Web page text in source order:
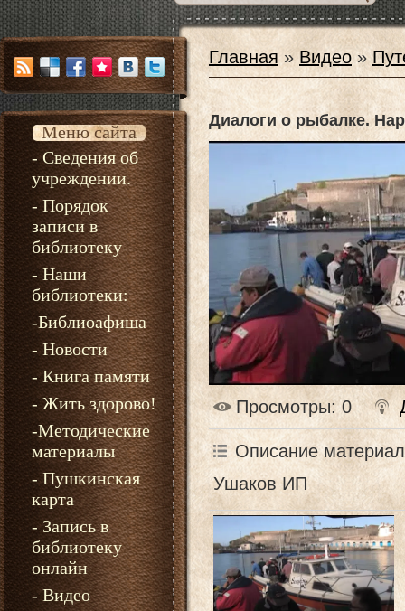
Меню сайта
- Сведения об
учреждении.
- Порядок
записи в
библиотеку
- Наши
библиотеки:
-Библиоафиша
- Новости
- Книга памяти
- Жить здорово!
-Методические
материалы
- Пушкинская
карта
- Запись в
библиотеку
онлайн
- Видео
Главная »Видео »
Диалоги о рыбалке.
Просмотры: 0
Описание
Ушаков ИП